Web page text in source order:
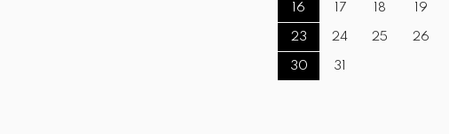
16 17 18 19
23 24 25 26
30 31